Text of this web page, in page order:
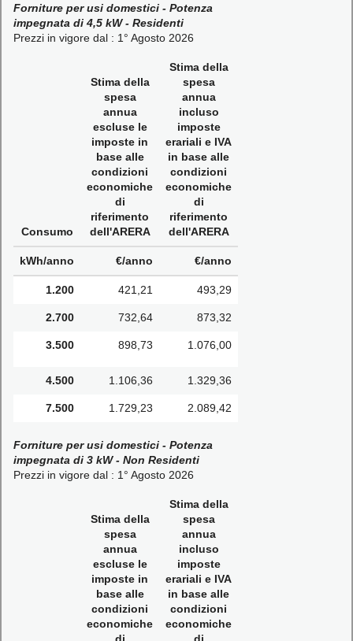
Forniture per usi domestici - Potenza
impegnata di 4,5 kW - Residenti
Prezzi in vigore dal : 1° Agosto 2026
Consumo
Stima della
spesa
annua
escluse le
imposte in
base alle
condizioni
economiche
di
riferimento
dell'ARERA
Stima della
spesa
annua
incluso
imposte
erariali e IVA
in base alle
condizioni
economiche
di
riferimento
dell'ARERA
kWh/anno €/anno €/anno
1.200 421,21 493,29
2.700 732,64 873,32
3.500 898,73 1.076,00
4.500 1.106,36 1.329,36
7.500 1.729,23 2.089,42
Forniture per usi domestici - Potenza
impegnata di 3 kW - Non Residenti
Prezzi in vigore dal : 1° Agosto 2026
Stima della
spesa
annua
escluse le
imposte in
base alle
condizioni
economiche
di
Stima della
spesa
annua
incluso
imposte
erariali e IVA
in base alle
condizioni
economiche
di